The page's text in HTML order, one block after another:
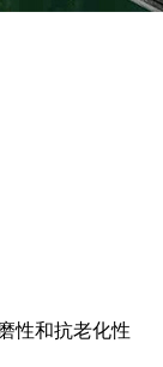
性和抗老化性